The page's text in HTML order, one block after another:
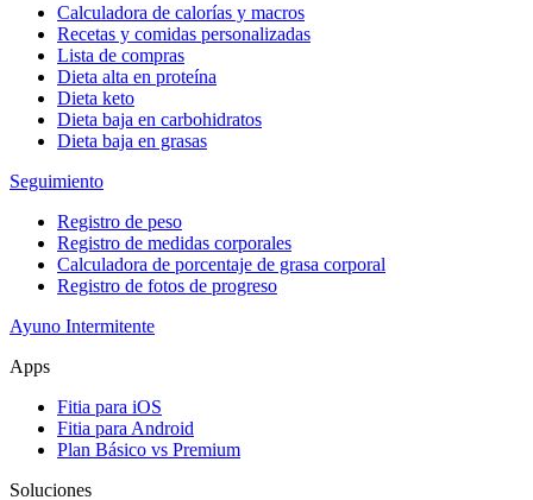
Calculadora de calorías y macros
Recetas y comidas personalizadas
Lista de compras
Dieta alta en proteína
Dieta keto
Dieta baja en carbohidratos
Dieta baja en grasas
Seguimiento
Registro de peso
Registro de medidas corporales
Calculadora de porcentaje de grasa corporal
Registro de fotos de progreso
Ayuno Intermitente
Apps
Fitia para iOS
Fitia para Android
Plan Básico vs Premium
Soluciones